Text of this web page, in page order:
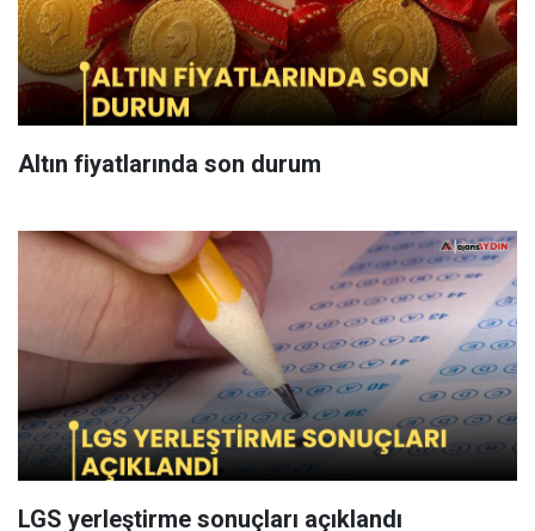
Altın fiyatlarında son durum
LGS yerleştirme sonuçları açıklandı